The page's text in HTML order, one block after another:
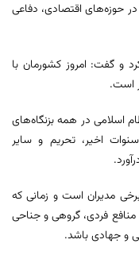
حوزه‌های اقتصادی، دفاعی
و گفت: امروز کشورمان با
است.
اسلامی در همه بزنگاه‌های
اخیر، تحریم و سایر
مدیران است و زمانی که
فردی، گروهی و جناحی
و جهادی باشد.